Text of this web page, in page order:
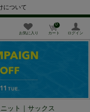
について
お気に入り カート
0
ログイン
ット｜サックス